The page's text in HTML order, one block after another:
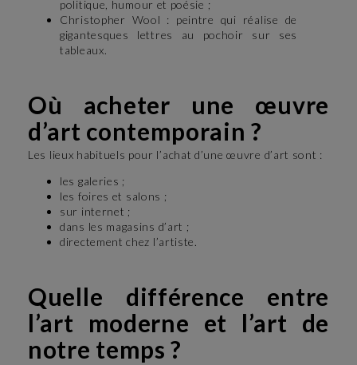
politique, humour et poésie ;
Christopher Wool : peintre qui réalise de
gigantesques lettres au pochoir sur ses
tableaux.
Où acheter une œuvre
d’art contemporain ?
Les lieux habituels pour l’achat d’une œuvre d’art sont :
les galeries ;
les foires et salons ;
sur internet ;
dans les magasins d’art ;
directement chez l’artiste.
Quelle différence entre
l’art moderne et l’art de
notre temps ?